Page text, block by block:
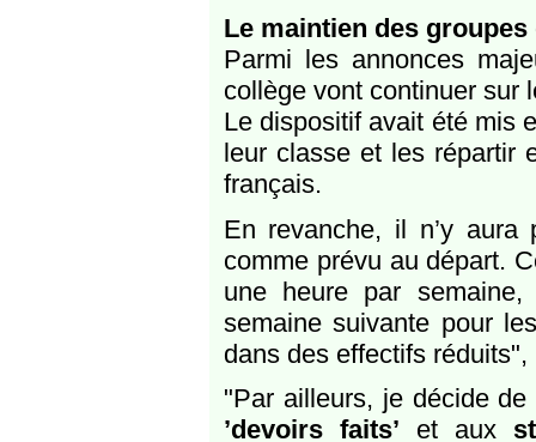
Le maintien des groupes
Parmi les annonces
collège vont continuer sur
Le dispositif avait été mis
leur classe et les répartir
français.
En revanche, il n’y
comme prévu au départ.
une heure par
semaine suivante pour
dans des effectifs
"Par ailleurs, je décide
’devoirs faits’ et aux